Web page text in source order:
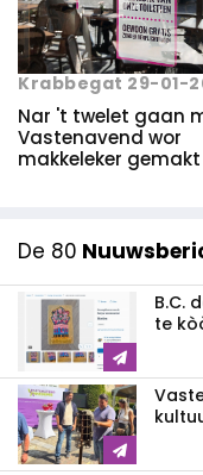
Krabbegat 29-01-
Nar 't twelet gaan
Vastenavend wor
makkeleker gemakt
De 80
B.C.
te